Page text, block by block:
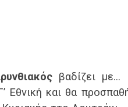
βαδίζει με…
Εθνική και θα